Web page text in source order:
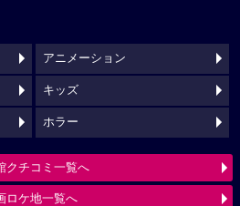
アニメーション
キッズ
ホラー
クチコミ一覧へ
ロケ地一覧へ